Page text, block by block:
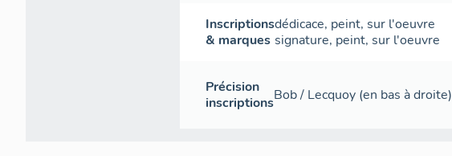
Inscriptions
& marques
dédicace, peint, sur l'oeuvre
signature, peint, sur l'oeuvre
Précision
inscriptionsBob / Lecquoy (en bas à